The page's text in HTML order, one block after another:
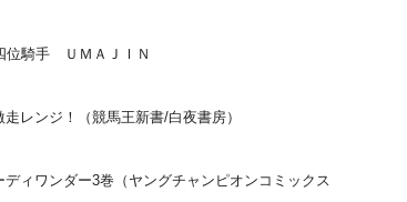
騎手 ＵＭＡＪＩＮ
レンジ！（競馬王新書/白夜書房）
ィワンダー3巻（ヤングチャンピオンコミックス